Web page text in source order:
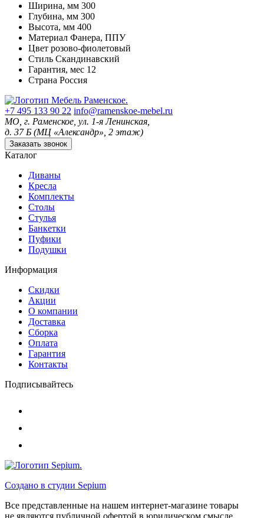
Ширина, мм 300
Глубина, мм 300
Высота, мм 400
Материал Фанера, ППУ
Цвет розово-фиолетовый
Стиль Скандинавский
Гарантия, мес 12
Страна Россия
+7 495 133 90 22 info@ramenskoe-mebel.ru
МО, г. Раменское, ул. 1-я Ленинская,
д. 37 Б (МЦ «Александр», 2 этаж)
Заказать звонок
Каталог
Диваны
Кресла
Комплекты
Столы
Стулья
Банкетки
Пуфики
Подушки
Информация
Скидки
Акции
О компании
Доставка
Сборка
Оплата
Гарантия
Контакты
Подписывайтесь
Создано в студии Sepium
Все представленные на нашем интернет-магазине товары